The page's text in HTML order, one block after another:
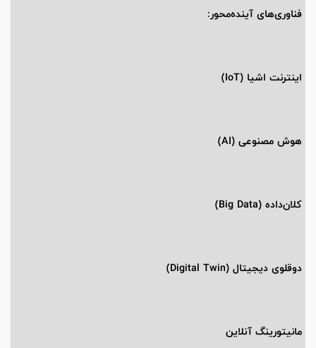
فناوری‌های آینده‌محور:
اینترنت اشیا (IoT)
هوش مصنوعی (AI)
کلان‌داده (Big Data)
دوقلوی دیجیتال (Digital Twin)
مانیتورینگ آنلاین